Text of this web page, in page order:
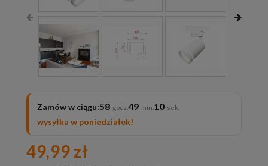
Zamów w ciągu:58 49 08
wysyłka w poniedziałek!
49,99 zł